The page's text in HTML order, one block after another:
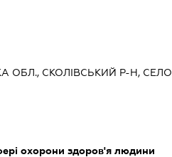
ОБЛ., СКОЛІВСЬКИЙ Р-Н, СЕЛО
охорони здоров'я людини